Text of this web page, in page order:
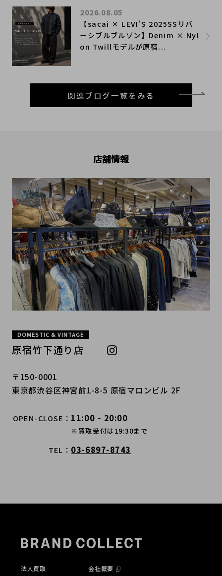
【sacai × LEVI'S 2025SSリバ
ーシブルブルゾン】Denim × Nyl
on Twillモデルが原宿...
2026.08.05
関連ブログ一覧をみる
店舗情報
DOMESTIC & VINTAGE
原宿竹下通り店
〒150-0001
東京都渋谷区神宮前1-8-5 原宿マロンビル 2F
OPEN-CLOSE 11:00 - 20:00
※買取受付は19:30まで
TEL 03-6897-8743
法人買取 会社概要